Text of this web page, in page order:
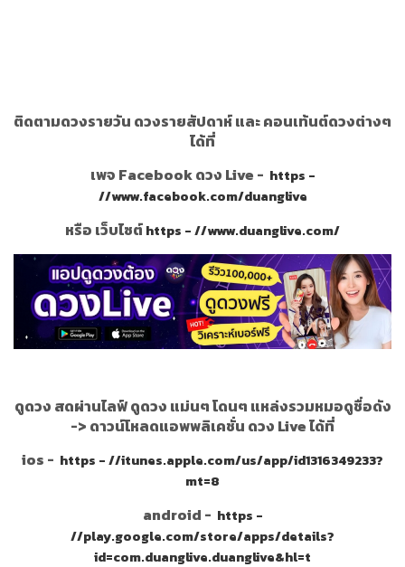
ติดตามดวงรายวัน ดวงรายสัปดาห์ และ คอนเท้นต์ดวงต่างๆ
ได้ที่
เพจ Facebook ดวง Live - https -
//www.facebook.com/duanglive
หรือ เว็บไซต์https - //www.duanglive.com/
ดูดวง สดผ่านไลฟ์ ดูดวง แม่นๆ โดนๆ แหล่งรวมหมอดูชื่อดัง
-> ดาวน์โหลดแอพพลิเคชั่น ดวง Live ได้ที่
ios - https - //itunes.apple.com/us/app/id1316349233?
mt=8
android - https -
//play.google.com/store/apps/details?
id=com.duanglive.duanglive&hl=t